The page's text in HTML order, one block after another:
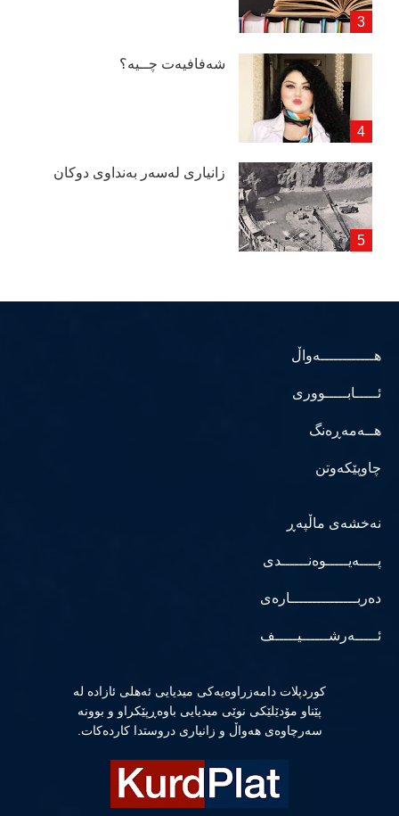
شەفافیەت چــیە؟
زانیاری لەسەر بەنداوی دوكان
هــــــــــــەواڵ
ئـــــابـــــووری
هــەمەڕەنگ
چاوپێکەوتن
نەخشەی ماڵپەڕ
پــــەیـــــوەنــــــدی
دەربـــــــــــــــارەی
ئـــــەرشــــــیـــــف
كوردپلات دامەزراوەیەكی میدیایی ئەهلی ئازادە لە
پێناو مۆدێلێكی نوێی میدیایی باوەڕپێكراو و بوونە
سەرچاوەی هەواڵ و زانیاری دروستدا كاردەكات.